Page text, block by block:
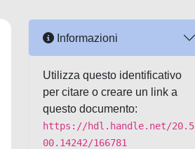
Informazioni
Utilizza questo identificativo
per citare o creare un link a
questo documento:
https://hdl.handle.net/20.5
00.14242/166781